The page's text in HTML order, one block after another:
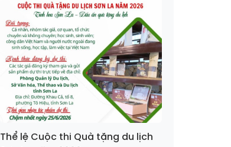
Thể lệ Cuộc thi Quà tặng du lịch